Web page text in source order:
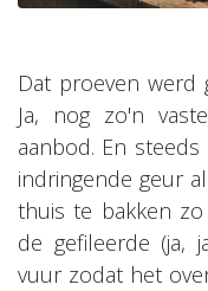
Dat proeven werd
Ja, nog zo'n
aanbod. En
indringende geur
thuis te bakken zo
de gefileerde (ja,
vuur zodat het